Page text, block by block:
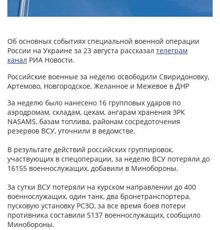
Об основных событиях специальной военной операции
России на Украине за 23 августа рассказал телеграм
канал РИА Новости.
Российские военные за неделю освободили Свиридоновку,
Артемово, Новгородское, Желанное и Межевое в ДНР
За неделю было нанесено 16 групповых ударов по
аэродромам, складам, цехам, ангарам хранения ЗРК
NASAMS, базам топлива, районам сосредоточения
резервов ВСУ, уточнили в ведомстве.
В результате действий российских группировок,
участвующих в спецоперации, за неделю ВСУ потеряли до
16155 военнослужащих, добавили в Минобороны.
За сутки ВСУ потеряли на курском направлении до 400
военнослужащих, один танк, два бронетранспортера,
пусковую установку РСЗО, за все время боев потери
противника составили 5137 военнослужащих, сообщило
Минобороны.